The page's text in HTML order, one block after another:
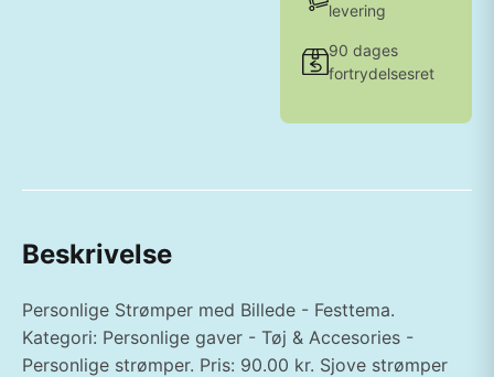
levering
90 dages
fortrydelsesret
Beskrivelse
Personlige Strømper med Billede - Festtema.
Kategori: Personlige gaver - Tøj & Accesories -
Personlige strømper. Pris: 90.00 kr. Sjove strømper